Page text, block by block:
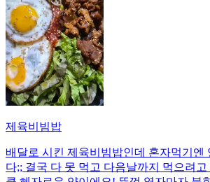
제육비빔밥
배달로 시킨 제육비빔밥인데 혼자먹기엔
다;; 결국 다 못 먹고 다음날까지 먹으려